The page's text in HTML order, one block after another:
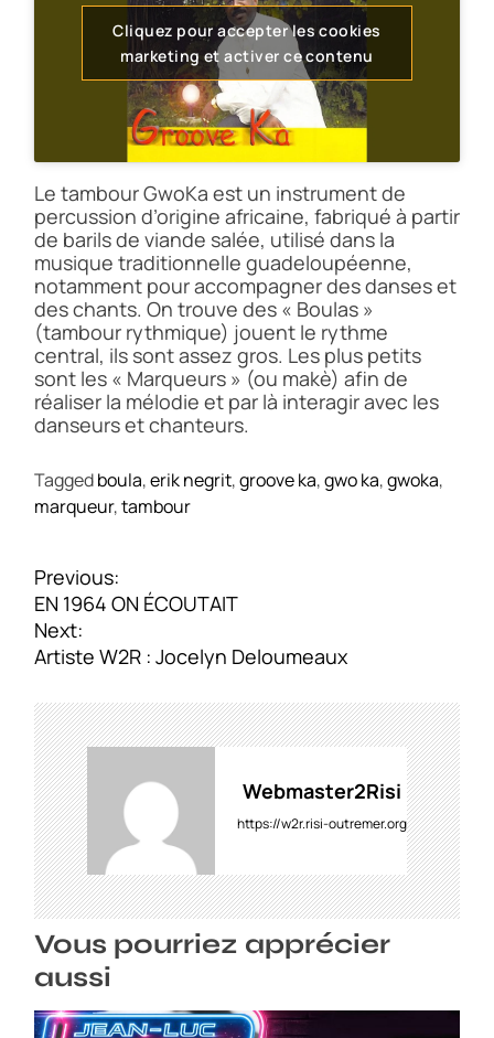
Cliquez pour accepter les cookies
marketing et activer ce contenu
Le tambour GwoKa est un instrument de
percussion d’origine africaine, fabriqué à partir
de barils de viande salée, utilisé dans la
musique traditionnelle guadeloupéenne,
notamment pour accompagner des danses et
des chants. On trouve des « Boulas »
(tambour rythmique) jouent le rythme
central, ils sont assez gros. Les plus petits
sont les « Marqueurs » (ou makè) afin de
réaliser la mélodie et par là interagir avec les
danseurs et chanteurs.
Taggedboula,erik negrit,groove ka,gwo ka,gwoka,
marqueur,tambour
N
a
v
i
a
t
i
o
n
d
e
l
’
a
r
t
i
Previous:
EN 1964 ON ÉCOUTAIT
Next:
Artiste W2R : Jocelyn Deloumeaux
Webmaster2Risi
https://w2r.risi-outremer.org
Vous pourriez apprécier
aussi